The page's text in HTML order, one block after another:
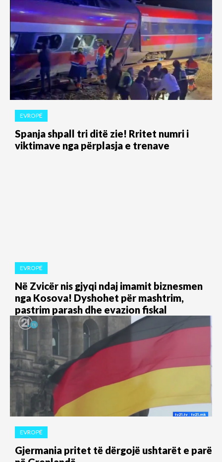
EVROPË
Spanja shpall tri ditë zie! Rritet numri i
viktimave nga përplasja e trenave
EVROPË
Në Zvicër nis gjyqi ndaj imamit biznesmen
nga Kosova! Dyshohet për mashtrim,
pastrim parash dhe evazion fiskal
EVROPË
Gjermania pritet të dërgojë ushtarët e parë